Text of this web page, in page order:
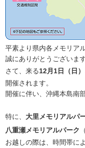
平素より県内各メモリア
誠にありがとうございます
さて、来る12月1日（日
開催されます。
開催に伴い、沖縄本島南
特に、 大里メモリアルパ
八重瀬メモリアルパーク
お越しの際は、時間帯に